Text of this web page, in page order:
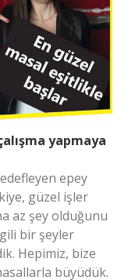
yapmaya
epey
güzel işler
az şey olduğunu
bir şeyler
Hepimiz, bize
büyüdük.